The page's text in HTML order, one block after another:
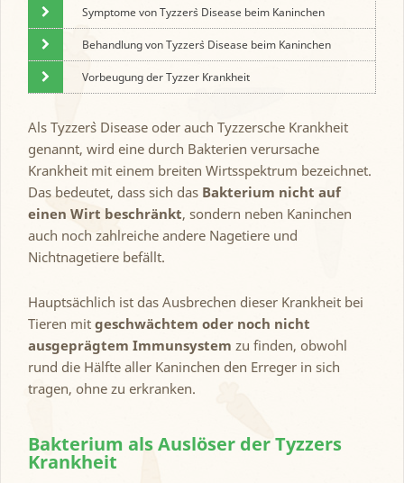
Symptome von Tyzzer`s Disease beim Kaninchen
Behandlung von Tyzzer`s Disease beim Kaninchen
Vorbeugung der Tyzzer Krankheit
Als Tyzzer`s Disease oder auch Tyzzersche Krankheit
genannt, wird eine durch Bakterien verursache
Krankheit mit einem breiten Wirtsspektrum bezeichnet.
Das bedeutet, dass sich das Bakterium nicht auf
einen Wirt beschränkt, sondern neben Kaninchen
auch noch zahlreiche andere Nagetiere und
Nichtnagetiere befällt.
Hauptsächlich ist das Ausbrechen dieser Krankheit bei
Tieren mit geschwächtem oder noch nicht
ausgeprägtem Immunsystem zu finden, obwohl
rund die Hälfte aller Kaninchen den Erreger in sich
tragen, ohne zu erkranken.
Bakterium als Auslöser der Tyzzers
Krankheit